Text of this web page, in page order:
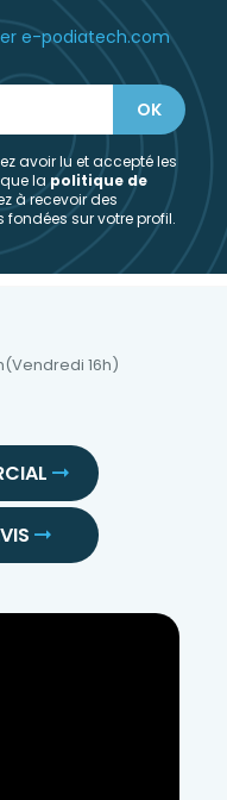
e-podiatech.com
avoir lu et accepté les
lapolitique de
à recevoir des
sur votre profil.
16h)